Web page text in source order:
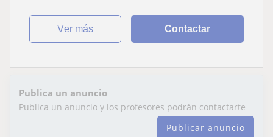
ver más Contactar
Publica un anuncio
Publica un anuncio y los profesores podrán contactarte
Publicar anuncio